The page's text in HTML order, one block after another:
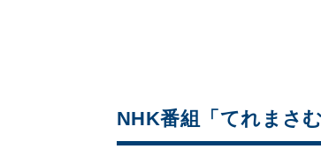
NHK番組「てれまさ